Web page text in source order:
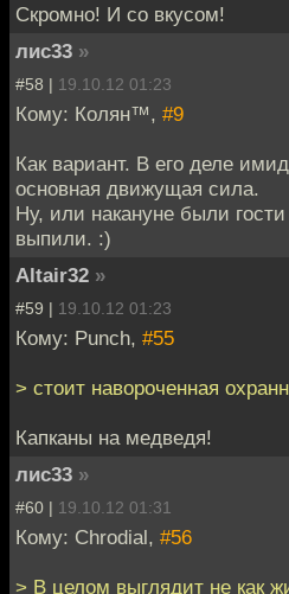
Скромно! И со вкусом!
лис33 »
#58 | 19.10.12 01:23
Кому: Колян™, #9
Как вариант. В его деле
основная движущая сила.
Ну, или накануне были
выпили. :)
Altair32 »
#59 | 19.10.12 01:23
Кому: Punch, #55
> стоит навороченная
Капканы на медведя!
лис33 »
#60 | 19.10.12 01:31
Кому: Chrodial, #56
> В целом выглядит не как